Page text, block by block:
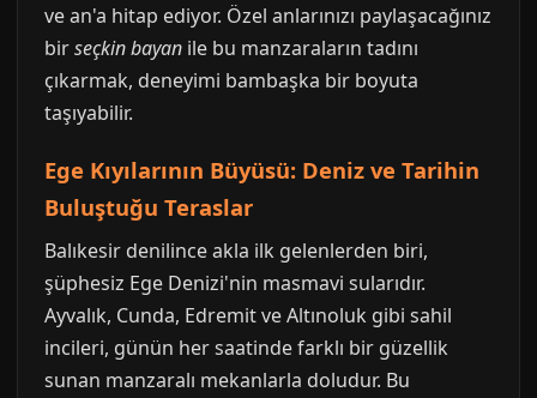
ve an'a hitap ediyor. Özel anlarınızı paylaşacağınız
birseçkin bayan ile bu manzaraların tadını
çıkarmak, deneyimi bambaşka bir boyuta
taşıyabilir.
Ege Kıyılarının Büyüsü: Deniz ve Tarihin
Buluştuğu Teraslar
Balıkesir denilince akla ilk gelenlerden biri,
şüphesiz Ege Denizi'nin masmavi sularıdır.
Ayvalık, Cunda, Edremit ve Altınoluk gibi sahil
incileri, günün her saatinde farklı bir güzellik
sunan manzaralı mekanlarla doludur. Bu